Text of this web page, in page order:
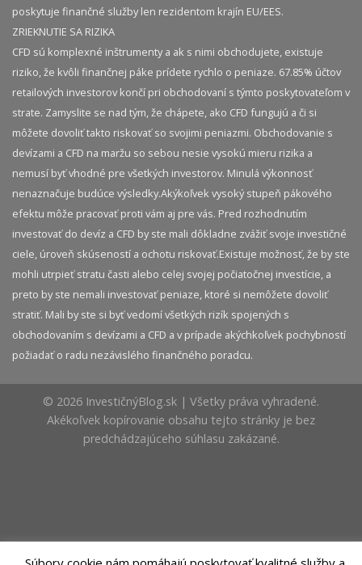
poskytuje finančné služby len rezidentom krajín EU/EES.
ZRIEKNUTIE SA RIZIKA
CFD sú komplexné inštrumenty a ak s nimi obchodujete, existuje
riziko, že kvôli finančnej páke prídete rychlo o peniaze. 67.85% účtov
retailových investorov končí pri obchodovaní s týmto poskytovateľom v
strate. Zamyslite se nad tým, že chápete, ako CFD fungujú a či si
môžete dovoliť takto riskovať so svojimi peniazmi. Obchodovanie s
devízami a CFD na maržu so sebou nesie vysokú mieru rizika a
nemusí byť vhodné pre všetkých investorov. Minulá výkonnosť
nenaznačuje budúce výsledky.​ Akýkoľvek vysoký stupeň pákového
efektu môže pracovať proti vám aj pre vás. Pred rozhodnutím
investovať do devíz a CFD by ste mali dôkladne zvážiť svoje investičné
ciele, úroveň skúseností a ochotu riskovať.​ Existuje možnosť, že by ste
mohli utrpieť stratu časti alebo celej svojej počiatočnej investície, a
preto by ste nemali investovať peniaze, ktoré si nemôžete dovoliť
stratiť. Mali by ste si byť vedomí všetkých rizík spojených s
obchodovaním s devízami a CFD a v prípade akýchkoľvek pochybností
požiadať o radu nezávislého finančného poradcu.
© 2026 InvestičnýBlog.sk | Všetky práva vyhradené.
Akékoľvek kopírovanie obsahu tejto stránky je bez
predchádzajúceho súhlasu zakázané.